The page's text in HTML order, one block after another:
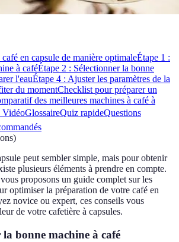
en capsule de manière optimaleÉtape 1 :
à caféÉtape 2 : Sélectionner la bonne
l'eauÉtape 4 : Ajuster les paramètres de la
du momentChecklist pour préparer un
des meilleures machines à café à
VidéoGlossaireQuiz rapideQuestions
)
peut sembler simple, mais pour obtenir
plusieurs éléments à prendre en compte.
proposons un guide complet sur les
optimiser la préparation de votre café en
novice ou expert, ces conseils vous
de votre cafetière à capsules.
bonne machine à café